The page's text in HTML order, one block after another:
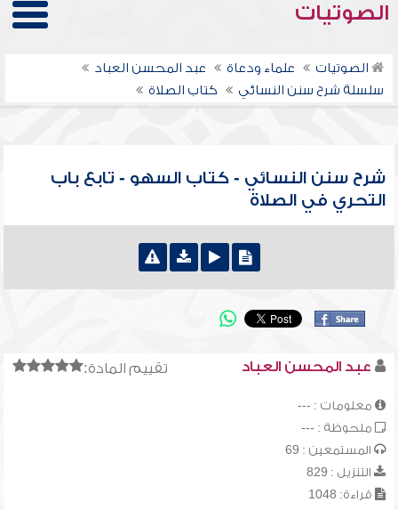
الصوتيات
الصوتيات علماء ودعاة
عبد المحسن العباد
سلسلة شرح سنن النسائي
كتاب الصلاة
شرح سنن النسائي - كتاب السهو - تابع باب
التحري في الصلاة
تقييم المادة: عبد المحسن العباد
معلومات : ---
ملحوظة : ---
المستمعين : 69
التنزيل : 829
قراءة: 1048